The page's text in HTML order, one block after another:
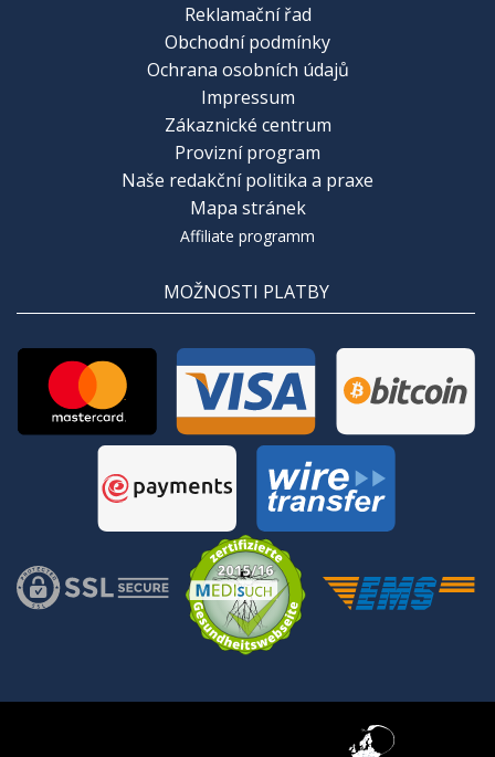
Reklamační řad
Obchodní podmínky
Ochrana osobních údajů
Impressum
Zákaznické centrum
Provizní program
Naše redakční politika a praxe
Mapa stránek
Affiliate programm
MOŽNOSTI PLATBY